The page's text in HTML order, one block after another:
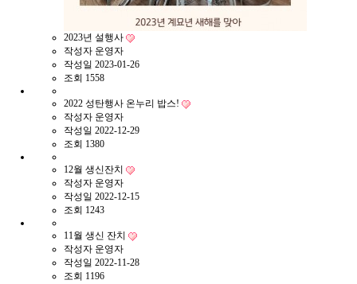
2023년 설행사
작성자 운영자
작성일 2023-01-26
조회 1558
2022 성탄행사 온누리 밥스!
작성자 운영자
작성일 2022-12-29
조회 1380
12월 생신잔치
작성자 운영자
작성일 2022-12-15
조회 1243
11월 생신 잔치
작성자 운영자
작성일 2022-11-28
조회 1196